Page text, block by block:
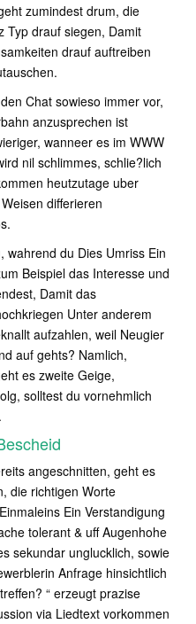
zumindest drum, die
Typ drauf siegen, Damit
drauf auftreiben
Chat sowieso immer vor,
anzusprechen ist
wanneer es im WWW
nil schlimmes, schlie?lich
heutzutage uber
differieren
wahrend du Dies Umriss Ein
Beispiel das Interesse und
Damit das
Unter anderem
aufzahlen, weil Neugier
auf gehts? Namlich,
es zweite Geige,
solltest du vornehmlich
angeschnitten, geht es
die richtigen Worte
Ein Verstandigung
tolerant & uff Augenhohe
sekundar unglucklich, sowie
Anfrage hinsichtlich
“ erzeugt prazise
via Liedtext vorkommen